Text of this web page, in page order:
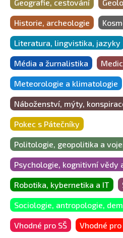
Geografie, cestování
Historie, archeologie
Literatura, lingvistika, jazyky
Média a žurnalistika
Meteorologie a klimatologie
Náboženství, mýty,
Pokec s Pátečníky
Politologie, geopolitika a
Psychologie, kognitivní vědy
Robotika, kybernetika a IT
Sociologie, antropologie,
Vhodné pro SŠ Vhodné pro